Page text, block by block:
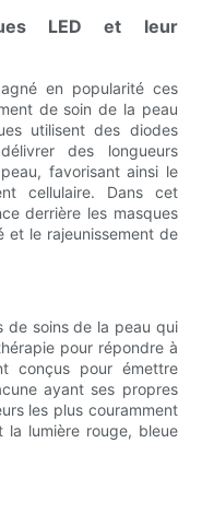
LED et leur
en popularité ces
de soin de la peau
utilisent des diodes
des longueurs
favorisant ainsi le
cellulaire. Dans cet
derrière les masques
et le rajeunissement de
de soins de la peau qui
pour répondre à
conçus pour émettre
ayant ses propres
les plus couramment
la lumière rouge, bleue